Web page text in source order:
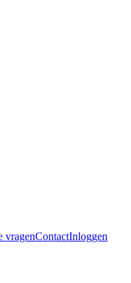
vragenContactInloggen